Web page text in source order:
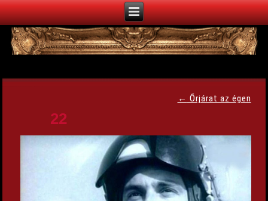
← Őrjárat az égen
22